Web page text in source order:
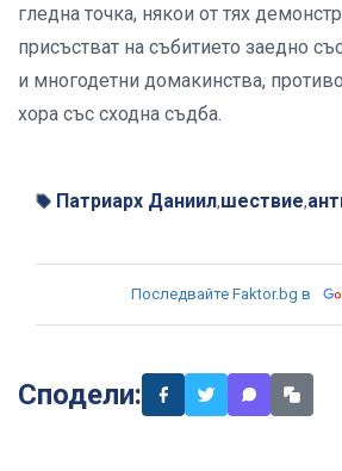
гледна точка, някои от тях
присъстват на събитието заедно
и многодетни домакинства,
хора със сходна съдба.
Патриарх Даниил,шествие,
Последвайте Faktor.bg в
Сподели: